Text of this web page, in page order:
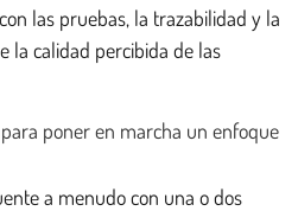
las pruebas, la trazabilidad y la
la calidad percibida de las
poner en marcha un enfoque
a menudo con una o dos